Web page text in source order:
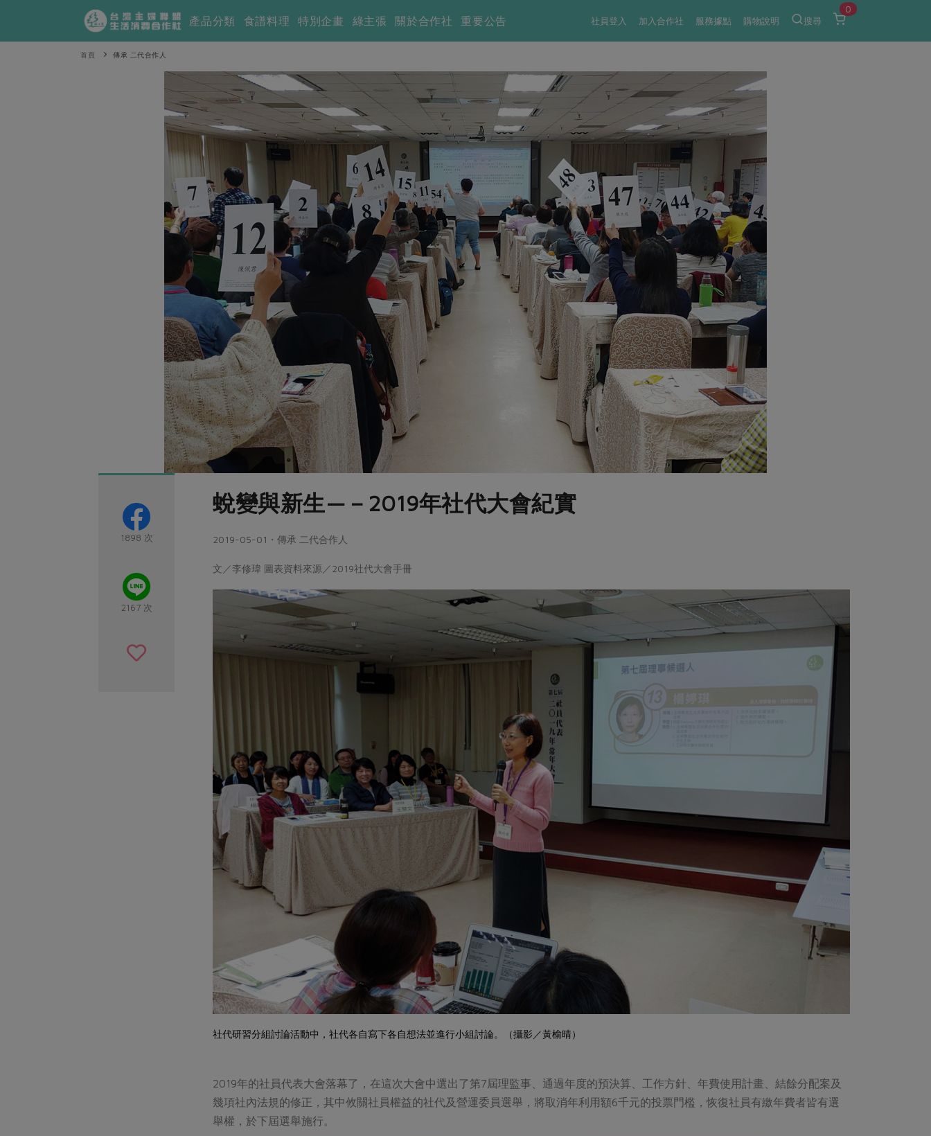
社員登入 加入合作社 服務據點 購物說明 搜尋
0
產品分類 食譜料理 特別企畫 綠主張 關於合作社 重要公告
首頁 傳承 二代合作人
1898 次
2167 次
蛻變與新生—－2019年社代大會紀實
2019-05-01・傳承 二代合作人
文／李修瑋 圖表資料來源／2019社代大會手冊
社代研習分組討論活動中，社代各自寫下各自想法並進行小組討論。（攝影／黃榆晴）
2019年的社員代表大會落幕了，在這次大會中選出了第7屆理監事、通過年度的預決算、工作方針、年費使用計畫、結餘分配案及
幾項社內法規的修正，其中攸關社員權益的社代及營運委員選舉，將取消年利用額6千元的投票門檻，恢復社員有繳年費者皆有選
舉權，於下屆選舉施行。